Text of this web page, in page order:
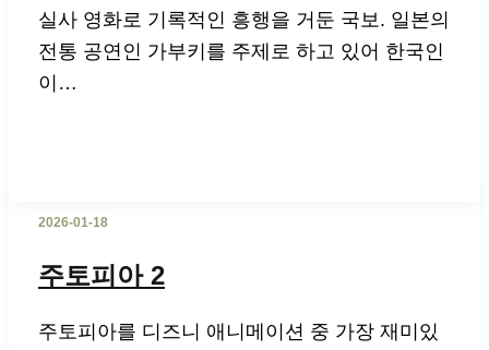
실사 영화로 기록적인 흥행을 거둔 국보. 일본의
전통 공연인 가부키를 주제로 하고 있어 한국인
이…
2026-01-18
주토피아 2
주토피아를 디즈니 애니메이션 중 가장 재미있